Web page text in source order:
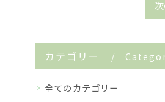
カテゴリー
全てのカテゴリー